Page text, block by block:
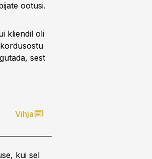
ootusi.
kliendil oli
sest
Vihja
kui sel